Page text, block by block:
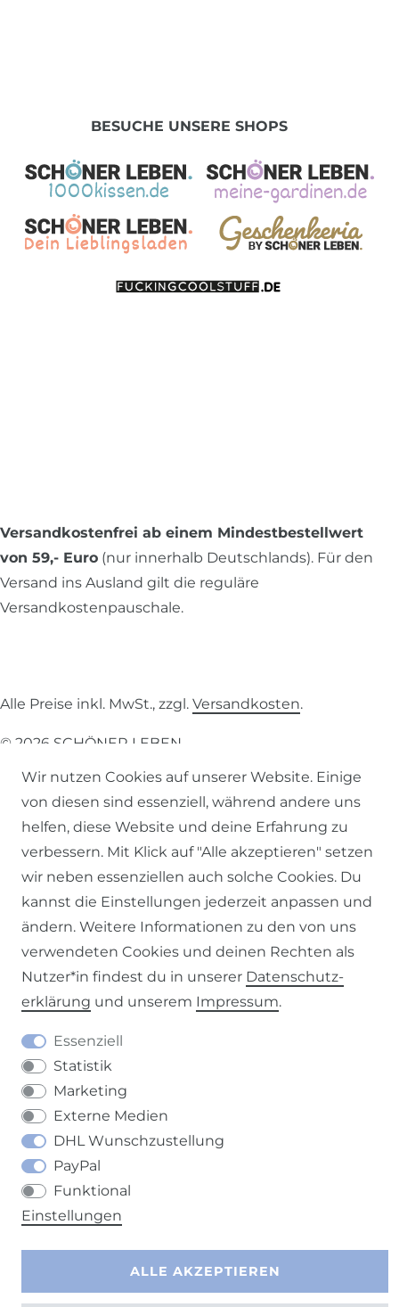
BESUCHE UNSERE SHOPS
Versandkostenfrei ab einem Mindestbestellwert
von 59,- Euro (nur innerhalb Deutschlands). Für den
Versand ins Ausland gilt die reguläre
Versandkostenpauschale.
Alle Preise inkl. MwSt., zzgl. Versandkosten.
© 2026 SCHÖNER LEBEN.
Impressum Daten­schutz­erklärung AGB
Barrierefreiheitserklärung Widerrufs­recht
VERTRAG WIDERRUFEN
Wir nutzen Cookies auf unserer Website. Einige
von diesen sind essenziell, während andere uns
helfen, diese Website und deine Erfahrung zu
verbessern. Mit Klick auf "Alle akzeptieren" setzen
wir neben essenziellen auch solche Cookies. Du
kannst die Einstellungen jederzeit anpassen und
ändern. Weitere Informationen zu den von uns
verwendeten Cookies und deinen Rechten als
Nutzer*in findest du in unserer Daten­schutz­
erklärung und unserem Impressum.
Essenziell
Statistik
Marketing
Externe Medien
DHL Wunschzustellung
PayPal
Funktional
Einstellungen
ALLE AKZEPTIEREN